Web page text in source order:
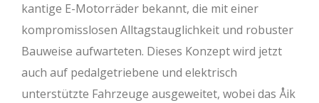
kantige E-Motorräder bekannt, die mit einer
kompromisslosen Alltagstauglichkeit und robuster
Bauweise aufwarteten. Dieses Konzept wird jetzt
auch auf pedalgetriebene und elektrisch
unterstützte Fahrzeuge ausgeweitet, wobei das Åik